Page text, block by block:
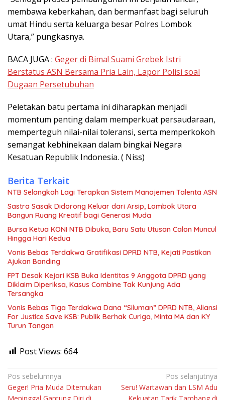
membawa keberkahan, dan bermanfaat bagi seluruh
umat Hindu serta keluarga besar Polres Lombok
Utara,” pungkasnya.
BACA JUGA : Geger di Bima! Suami Grebek Istri
Berstatus ASN Bersama Pria Lain, Lapor Polisi soal
Dugaan Persetubuhan
Peletakan batu pertama ini diharapkan menjadi
momentum penting dalam memperkuat persaudaraan,
memperteguh nilai-nilai toleransi, serta memperkokoh
semangat kebhinekaan dalam bingkai Negara
Kesatuan Republik Indonesia. ( Niss)
Berita Terkait
NTB Selangkah Lagi Terapkan Sistem Manajemen Talenta ASN
Sastra Sasak Didorong Keluar dari Arsip, Lombok Utara
Bangun Ruang Kreatif bagi Generasi Muda
Bursa Ketua KONI NTB Dibuka, Baru Satu Utusan Calon Muncul
Hingga Hari Kedua
Vonis Bebas Terdakwa Gratifikasi DPRD NTB, Kejati Pastikan
Ajukan Banding
FPT Desak Kejari KSB Buka Identitas 9 Anggota DPRD yang
Diklaim Diperiksa, Kasus Combine Tak Kunjung Ada
Tersangka
Vonis Bebas Tiga Terdakwa Dana “Siluman” DPRD NTB, Aliansi
For Justice Save KSB: Publik Berhak Curiga, Minta MA dan KY
Turun Tangan
Post Views: 664
Navigasi
pos
Pos sebelumnya
Geger! Pria Muda Ditemukan
Meninggal Gantung Diri di
Pos selanjutnya
Seru! Wartawan dan LSM Adu
Kekuatan Tarik Tambang di